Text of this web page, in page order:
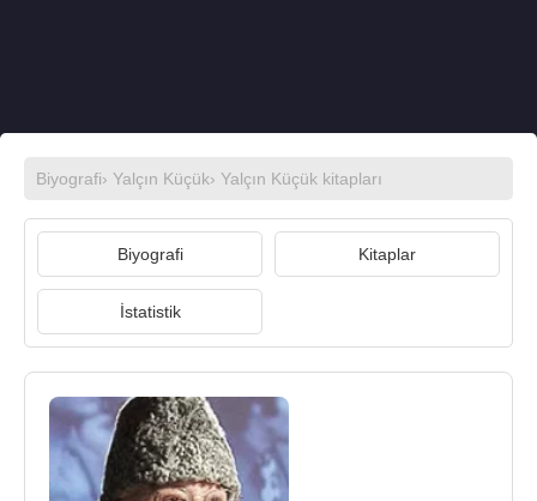
Biyografi› Yalçın Küçük› Yalçın Küçük kitapları
Biyografi Kitaplar
İstatistik